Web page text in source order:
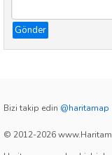
Gönder
Bizi takip edin @haritamap
© 2012-2026